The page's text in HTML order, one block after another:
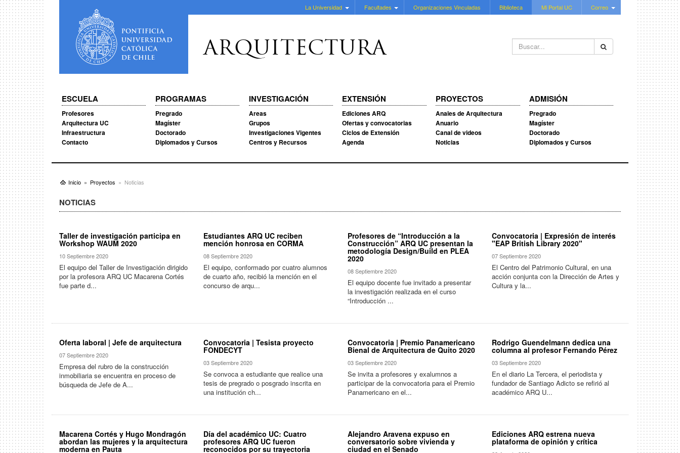
La Universidad Facultades Organizaciones Vinculadas Biblioteca Mi Portal UC Correo
Buscar...
ARQUITECTURA
ESCUELA
Profesores
Arquitectura UC
Infraestructura
Contacto
PROGRAMAS
Pregrado
Magíster
Doctorado
Diplomados y Cursos
INVESTIGACIÓN
Areas
Grupos
Investigaciones Vigentes
Centros y Recursos
EXTENSIÓN
Ediciones ARQ
Ofertas y convocatorias
Ciclos de Extensión
Agenda
PROYECTOS
Anales de Arquitectura
Anuario
Canal de videos
Noticias
ADMISIÓN
Pregrado
Magíster
Doctorado
Diplomados y Cursos
Inicio Proyectos Noticias
NOTICIAS
Taller de investigación participa en
Workshop WAUM 2020
10 Septiembre 2020
El equipo del Taller de Investigación dirigido
por la profesora ARQ UC Macarena Cortés
fue parte d...
Estudiantes ARQ UC reciben
mención honrosa en CORMA
08 Septiembre 2020
El equipo, conformado por cuatro alumnos
de cuarto año, recibió la mención en el
concurso de arqu...
Profesores de “Introducción a la
Construcción” ARQ UC presentan la
metodología Design/Build en PLEA
2020
08 Septiembre 2020
El equipo docente fue invitado a presentar
la investigación realizada en el curso
“Introducción ...
Convocatoria | Expresión de interés
"EAP British Library 2020"
07 Septiembre 2020
El Centro del Patrimonio Cultural, en una
acción conjunta con la Dirección de Artes y
Cultura y la...
Oferta laboral | Jefe de arquitectura
07 Septiembre 2020
Empresa del rubro de la construcción
inmobiliaria se encuentra en proceso de
búsqueda de Jefe de A...
Convocatoria | Tesista proyecto
FONDECYT
03 Septiembre 2020
Se convoca a estudiante que realice una
tesis de pregrado o posgrado inscrita en
una institución ch...
Convocatoria | Premio Panamericano
Bienal de Arquitectura de Quito 2020
03 Septiembre 2020
Se invita a profesores y exalumnos a
participar de la convocatoria para el Premio
Panamericano en el...
Rodrigo Guendelmann dedica una
columna al profesor Fernando Pérez
03 Septiembre 2020
En el diario La Tercera, el periodista y
fundador de Santiago Adicto se refirió al
académico ARQ U...
Macarena Cortés y Hugo Mondragón
abordan las mujeres y la arquitectura
moderna en Pauta
Día del académico UC: Cuatro
profesores ARQ UC fueron
reconocidos por su trayectoria
Alejandro Aravena expuso en
conversatorio sobre vivienda y
ciudad en el Senado
Ediciones ARQ estrena nueva
plataforma de opinión y crítica